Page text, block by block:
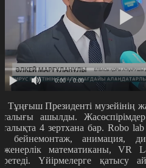
0:00 / 0:00
Тұңғыш Президенті музейінің
ашылды.
4 зертхана бар. Robo
бейнемонтаж, анимация,
математиканы, VR
Үйірмелерге